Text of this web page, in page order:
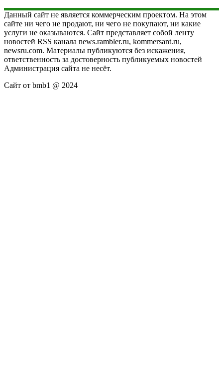
Данный сайт не является коммерческим проектом. На этом
сайте ни чего не продают, ни чего не покупают, ни какие
услуги не оказываются. Сайт представляет собой ленту
новостей RSS канала news.rambler.ru, kommersant.ru,
newsru.com. Материалы публикуются без искажения,
ответственность за достоверность публикуемых новостей
Администрация сайта не несёт.
Сайт от bmb1 @ 2024